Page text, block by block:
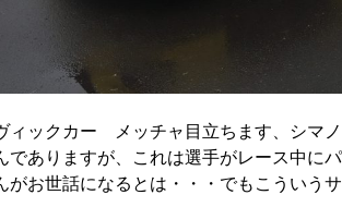
ィックカー メッチャ目立ちます、シマ
でありますが、これは選手がレース中に
がお世話になるとは・・・でもこういう